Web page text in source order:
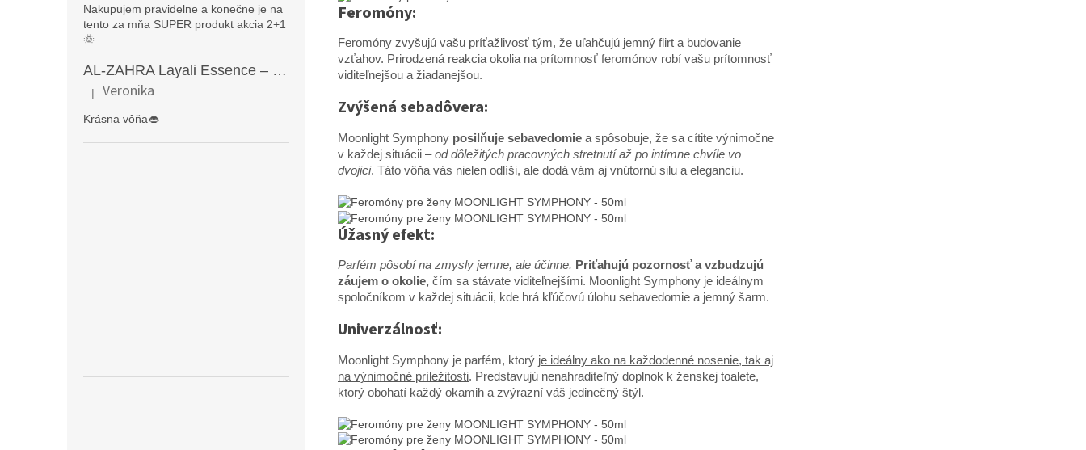
Nakupujem pravidelne a konečne je na
tento za mňa SUPER produkt akcia 2+1
🌞
AL-ZAHRA Layali Essence – zmyselný arabský parfém pre ženy s originálnymi orientálnymi tónmi v luxusnom dubajskom štýle (50 ml)
Hodnotenie produktu je 5 z 5 hviezdičiek.
| Veronika
Krásna vôňa👄
Feromóny:
Feromóny zvyšujú vašu príťažlivosť tým, že uľahčujú jemný flirt a budovanie
vzťahov. Prirodzená reakcia okolia na prítomnosť feromónov robí vašu prítomnosť
viditeľnejšou a žiadanejšou.
Zvýšená sebadôvera:
Moonlight Symphony posilňuje sebavedomie a spôsobuje, že sa cítite výnimočne
v každej situácii –od dôležitých pracovných stretnutí až po intímne chvíle vo
dvojici. Táto vôňa vás nielen odlíši, ale dodá vám aj vnútornú silu a eleganciu.
Úžasný efekt:
Parfém pôsobí na zmysly jemne, ale účinne. Priťahujú pozornosť a vzbudzujú
záujem o okolie, čím sa stávate viditeľnejšími. Moonlight Symphony je ideálnym
spoločníkom v každej situácii, kde hrá kľúčovú úlohu sebavedomie a jemný šarm.
Univerzálnosť:
Moonlight Symphony je parfém, ktorý je ideálny ako na každodenné nosenie, tak aj
na výnimočné príležitosti. Predstavujú nenahraditeľný doplnok k ženskej toalete,
ktorý obohatí každý okamih a zvýrazní váš jedinečný štýl.